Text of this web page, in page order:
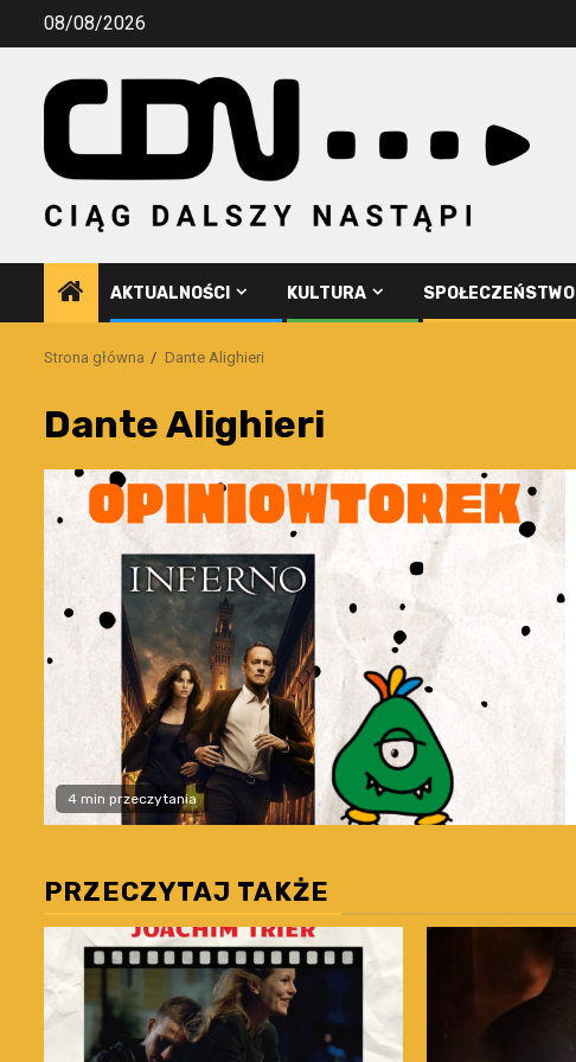
Przejdź08/08/2026
AKTUALNOŚCI KULTURA SPOŁECZEŃSTWO
Strona główna Dante Alighieri
Dante Alighieri
4 min przeczytania
PRZECZYTAJ TAKŻE